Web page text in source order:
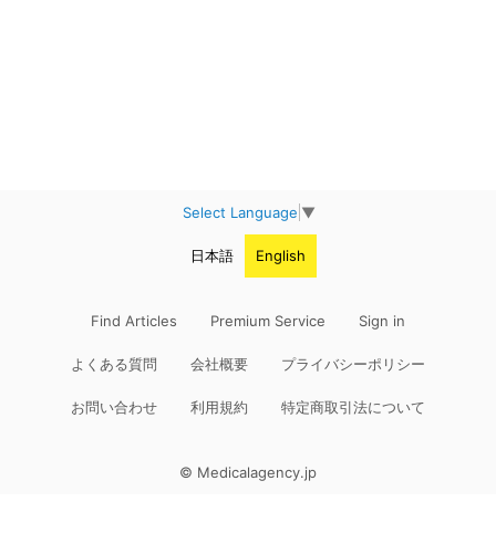
Select Language ▼
日本語 English
Find Articles Premium Service Sign in
よくある質問 会社概要 プライバシーポリシー
お問い合わせ 利用規約 特定商取引法について
© Medicalagency.jp